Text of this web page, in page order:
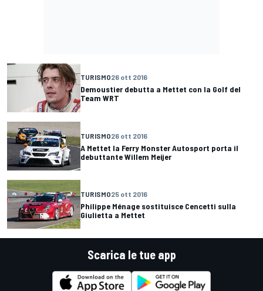
TURISMO26 ott 2016
Demoustier debutta a Mettet con la Golf del
Team WRT
TURISMO26 ott 2016
A Mettet la Ferry Monster Autosport porta il
debuttante Willem Meijer
TURISMO25 ott 2016
Philippe Ménage sostituisce Cencetti sulla
Giulietta a Mettet
Scarica le tue app